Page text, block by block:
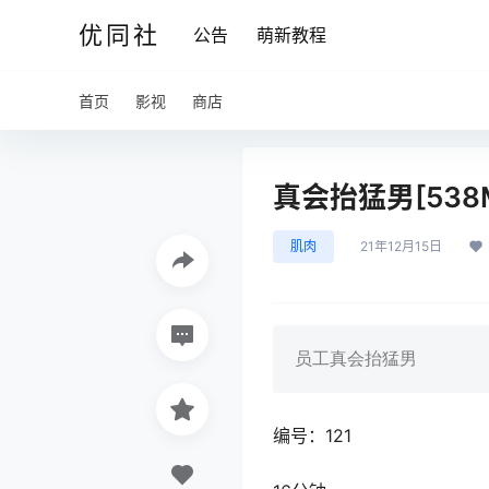
优同社 公告 萌新教程
首页 影视 商店
真会抬猛男
肌肉 21年12月15日
员工真会抬猛男
编号：121